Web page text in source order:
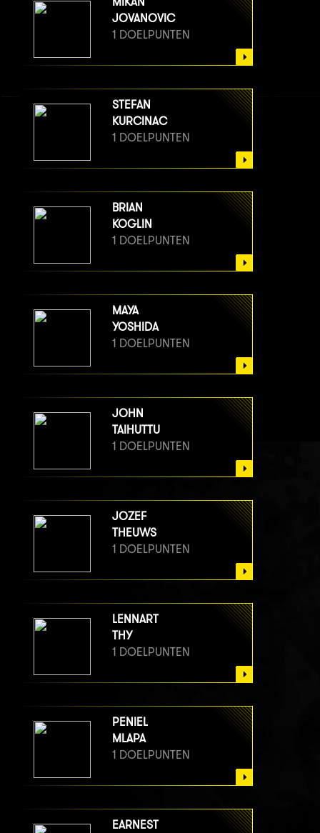
JOVANOVIC
1 DOELPUNTEN
STEFAN
KURCINAC
1 DOELPUNTEN
BRIAN
KOGLIN
1 DOELPUNTEN
MAYA
YOSHIDA
1 DOELPUNTEN
JOHN
TAIHUTTU
1 DOELPUNTEN
JOZEF
THEUWS
1 DOELPUNTEN
LENNART
THY
1 DOELPUNTEN
PENIEL
MLAPA
1 DOELPUNTEN
EARNEST